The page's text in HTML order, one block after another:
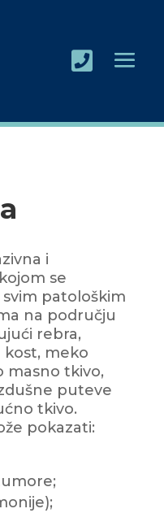

i
se
patološkim
na području
rebra,
meko
masno tkivo,
puteve
tkivo.
pokazati: